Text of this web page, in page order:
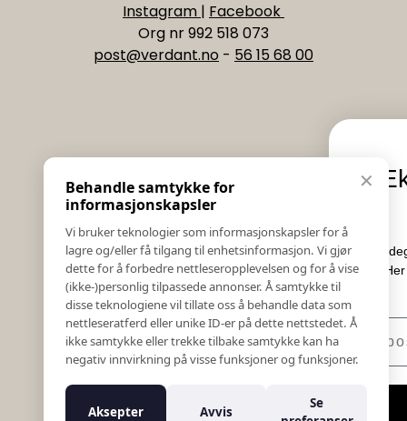
Instagram | Facebook
Org nr 992 518 073
post@verdant.no - 56 15 68 00
Informasjon
Salgs & Leveringsbetingelser
Registrer reklamasjon eller retur
Kontakt Oss
Bildebank
Følg Oss
Prislister
Etiske Retningslinjer
Åpenhetsloven
✕
Behandle samtykke for
informasjonskapsler
Vi bruker teknologier som informasjonskapsler for å
lagre og/eller få tilgang til enhetsinformasjon. Vi gjør
dette for å forbedre nettleseropplevelsen og for å vise
(ikke-)personlig tilpassede annonser. Å samtykke til
disse teknologiene vil tillate oss å behandle data som
nettleseratferd eller unike ID-er på dette nettstedet. Å
ikke samtykke eller trekke tilbake samtykke kan ha
negativ innvirkning på visse funksjoner og funksjoner.
Aksepter Avvis
Se
Eksklusive
Meld deg på vårt nyhetsbrev og
Her får du innblikk i nyheter,
konkurranser.
E-post
Meld meg på